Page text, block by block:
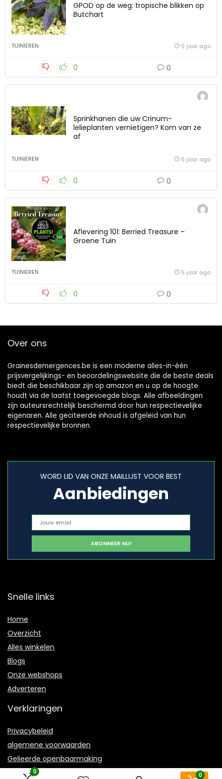
0
0
GPOD op de weg: tropische blikken op
Butchart
TUINIEREN 5 jaar ago
0 0
Sprinkhanen die uw Crinum-
lelieplanten vernietigen? Kom van ze
af
TUINIEREN 5 jaar ago
0 0
Aflevering 101: Berried Treasure –
Groene Tuin
TUINIEREN 5 jaar ago
0 0
Over ons
Grainesdemergences.be is een moderne alles-in-één
prijsvergelijkings- en beoordelingswebsite die de beste deals
biedt die beschikbaar zijn op amazon en u op de hoogte
houdt via de laatst toegevoegde blogs. Alle afbeeldingen
zijn auteursrechtelijk beschermd door hun respectievelijke
eigenaren. Alle geciteerde inhoud is afgeleid van hun
respectievelijke bronnen.
WORD LID VAN ONZE MAILLIJST VOOR BEST
Aanbiedingen
Snelle links
Home
Overzicht
Alles winkelen
Blogs
Onze webshops
Adverteren
Verklaringen
Privacybeleid
algemene voorwaarden
Gelieerde openbaarmaking